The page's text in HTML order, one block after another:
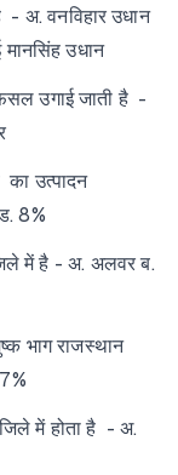
अ. वनविहार उधान
उधान
उगाई जाती है -
उत्पादन
8%
में है - अ. अलवर ब.
भाग राजस्थान
में होता है - अ.